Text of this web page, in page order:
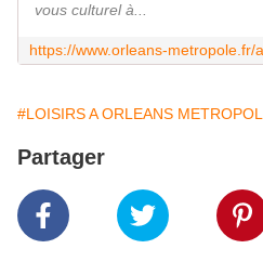
vous culturel à...
#LOISIRS A ORLEANS
Partager